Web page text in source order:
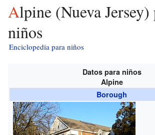
Alpine (Nueva Jersey) para
niños
Enciclopedia para niños
Datos para niños
Alpine
Borough